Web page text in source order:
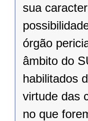
sua
órgão
âmbito do
habilitados
virtude das
no que